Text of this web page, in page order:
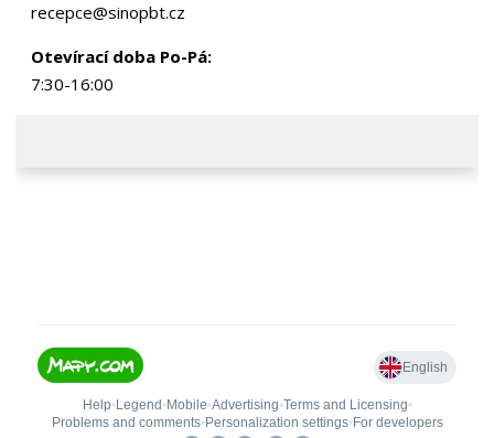
recepce@sinopbt.cz
Otevírací doba Po-Pá:
7:30-16:00